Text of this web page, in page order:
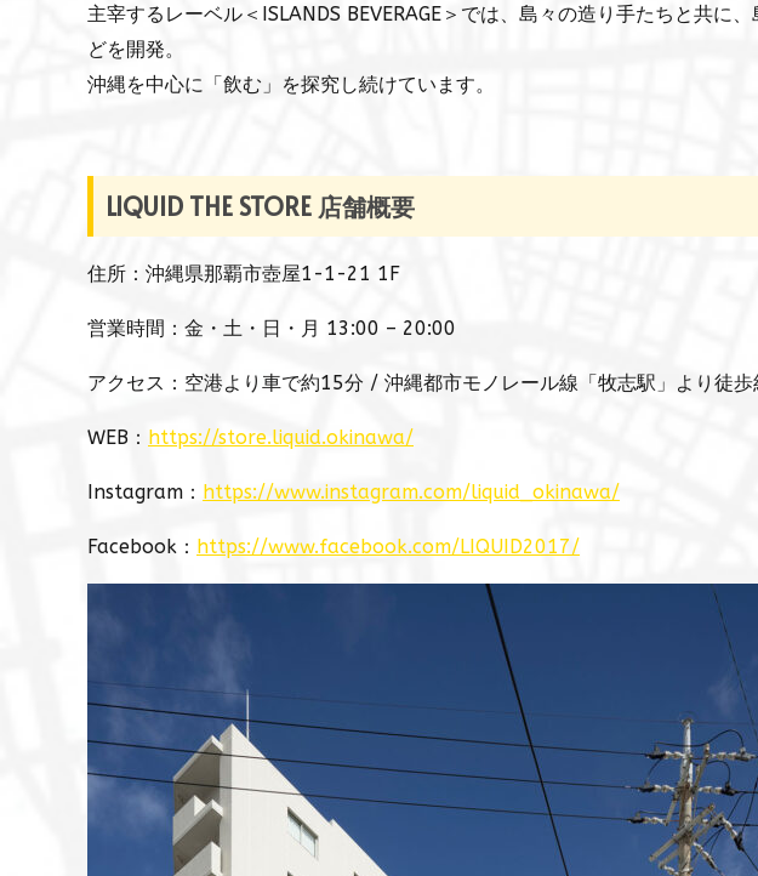
主宰するレーベル＜ISLANDS BEVERAGE＞では、島々の造り手たちと共に
どを開発。
沖縄を中心に「飲む」を探究し続けています。
LIQUID THE STORE 店舗概要
住所：沖縄県那覇市壺屋1-1-21 1F
営業時間：金・土・日・月 13:00 – 20:00
アクセス：空港より車で約15分 / 沖縄都市モノレール線「牧志駅」より徒
WEB： https://store.liquid.okinawa/
Instagram： https://www.instagram.com/liquid_okinawa/
Facebook： https://www.facebook.com/LIQUID2017/